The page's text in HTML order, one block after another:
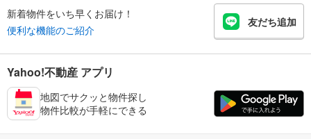
新着物件をいち早くお届け！
便利な機能のご紹介
友だち追加
Yahoo!不動産 アプリ
地図でサクッと物件探し
物件比較が手軽にできる